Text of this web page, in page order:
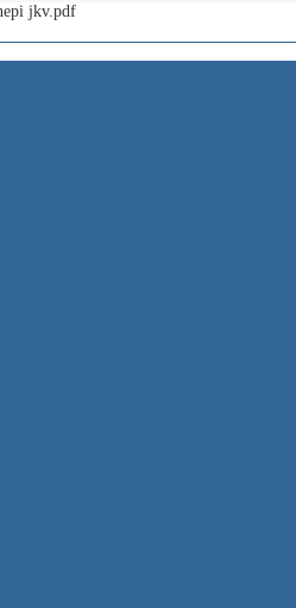
jkv.pdf